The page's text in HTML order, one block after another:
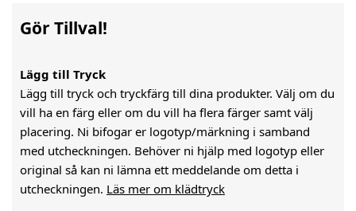
Gör Tillval!
Lägg till Tryck
Lägg till tryck och tryckfärg till dina produkter. Välj om du
vill ha en färg eller om du vill ha flera färger samt välj
placering. Ni bifogar er logotyp/märkning i samband
med utcheckningen. Behöver ni hjälp med logotyp eller
original så kan ni lämna ett meddelande om detta i
utcheckningen. Läs mer om klädtryck